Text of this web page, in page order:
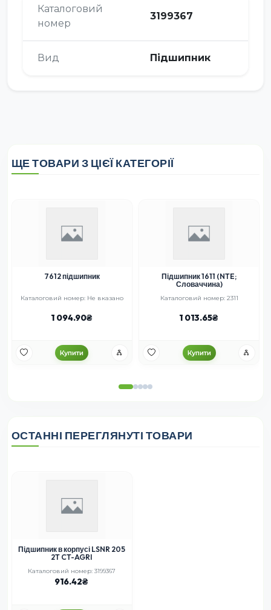
Каталоговий
номер
3199367
Вид Підшипник
ЩЕ ТОВАРИ З ЦІЄЇ КАТЕГОРІЇ
7612 підшипник
Каталоговий номер: Не вказано
1 094.90
Купити
Підшипник 1611 (NTE;
Словаччина)
Каталоговий номер: 2311
1 013.65
Купити
ОСТАННІ ПЕРЕГЛЯНУТІ ТОВАРИ
Підшипник в корпусі LSNR 205
2T CT-AGRI
Каталоговий номер: 3199367
916.42